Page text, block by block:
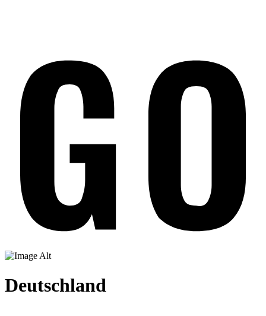
Deutschland